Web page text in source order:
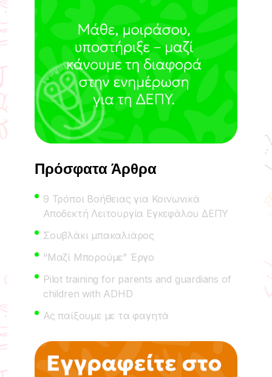
Πρόσφατα Άρθρα
9 Τρόποι Βοήθειας για Κοινωνικά
Αποδεκτή Λειτουργία Εγκεφάλου ΔΕΠΥ
Σουβλάκι μπακαλιάρος
“Μαζί Μπορούμε” Έργο
Pilot training for parents and guardians of
children with ADHD
Ας παίξουμε με τα φαγητά